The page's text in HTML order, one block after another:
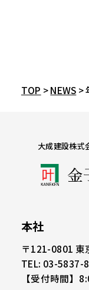
TOP >NEWS >
大成建設株式
本社
〒121-0801 東
TEL: 03-5837-
【受付時間】